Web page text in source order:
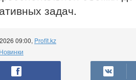
задач.
09:00, Profit.kz
Новинки